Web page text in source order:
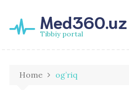
Med360.uz
Tibbiy portal
Home og’riq